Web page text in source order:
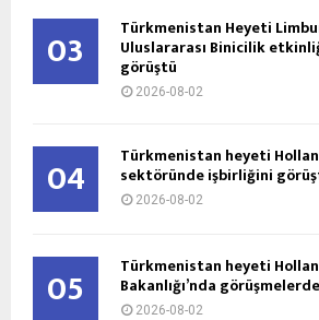
03 Türkmenistan Heyeti
Uluslararası Binicilik
görüştü
2026-08-02
04 Türkmenistan heyeti
sektöründe işbirliğini
2026-08-02
05 Türkmenistan heyeti
Bakanlığı’nda
2026-08-02